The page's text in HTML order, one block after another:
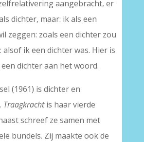
aangebracht, er
dichter, maar: ik als een
zeggen: zoals een dichter zou
alsof ik een dichter was. Hier is
dichter aan het woord.
(1961) is dichter en
Traagkrachtis haar vierde
schreef ze samen met
bundels. Zij maakte ook de